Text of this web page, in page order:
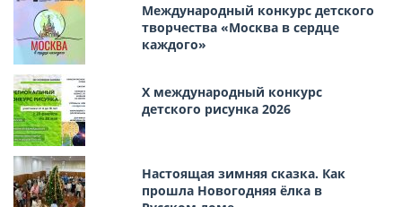
Международный конкурс детского
творчества «Москва в сердце
каждого»
Х международный конкурс
детского рисунка 2026
Настоящая зимняя сказка. Как
прошла Новогодняя ёлка в